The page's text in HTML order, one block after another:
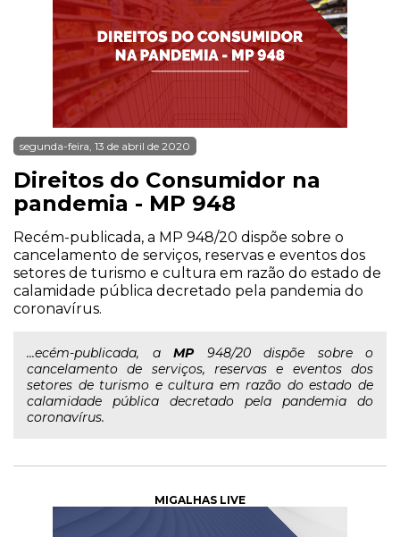
segunda-feira, 13 de abril de 2020
Direitos do Consumidor na
pandemia - MP 948
Recém-publicada, a MP 948/20 dispõe sobre o
cancelamento de serviços, reservas e eventos dos
setores de turismo e cultura em razão do estado de
calamidade pública decretado pela pandemia do
coronavírus.
...ecém-publicada, a MP 948/20 dispõe sobre o
cancelamento de serviços, reservas e eventos dos
setores de turismo e cultura em razão do estado de
calamidade pública decretado pela pandemia do
coronavírus.
MIGALHAS LIVE